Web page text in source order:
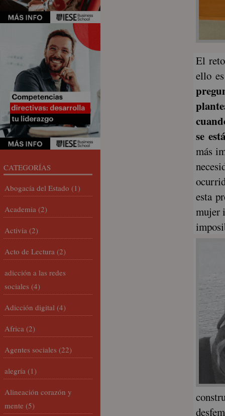
El
ello
se
más
esta
mujer
CATEGORÍAS
Abogacía del Estado (1)
Academia (2)
Activia (2)
Acto de Lectura (2)
adicción a las redes
sociales (4)
Adicción digital (4)
Africa (2)
Agentes sociales (22)
alegría (1)
Alineación corazón y
mente (5)